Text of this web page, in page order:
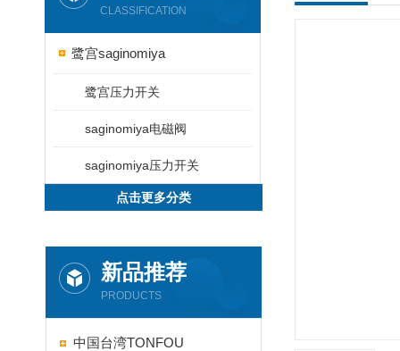
CLASSIFICATION
鹭宫saginomiya
鹭宫压力开关
saginomiya电磁阀
saginomiya压力开关
点击更多分类
新品推荐
PRODUCTS
中国台湾TONFOU